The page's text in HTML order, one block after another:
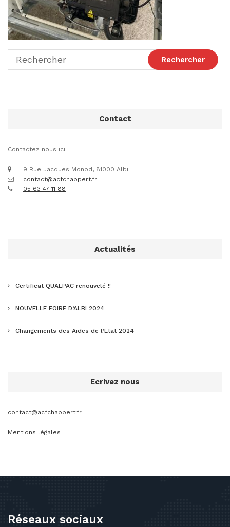
Contact
Contactez nous ici !
9 Rue Jacques Monod, 81000 Albi
contact@acfchappert.fr
05 63 47 11 88
Actualités
Certificat QUALPAC renouvelé !!
NOUVELLE FOIRE D’ALBI 2024
Changements des Aides de l’Etat 2024
Ecrivez nous
contact@acfchappert.fr
Mentions légales
Réseaux sociaux